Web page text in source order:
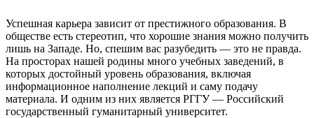
Успешная карьера зависит от престижного образования. В
обществе есть стереотип, что хорошие знания можно получить
лишь на Западе. Но, спешим вас разубедить — это не правда.
На просторах нашей родины много учебных заведений, в
которых достойный уровень образования, включая
информационное наполнение лекций и саму подачу
материала. И одним из них является РГГУ — Российский
государственный гуманитарный университет.